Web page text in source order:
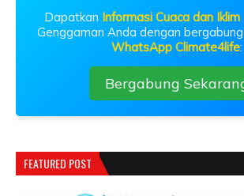
Dapatkan Informasi Cuaca dan Iklim
Genggaman Anda dengan
WhatsApp Climate4life:
Bergabung
FEATURED POST